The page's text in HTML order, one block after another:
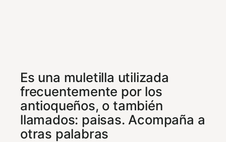
Es una muletilla utilizada
frecuentemente por los
antioqueños, o también
llamados: paisas. Acompaña a
otras palabras